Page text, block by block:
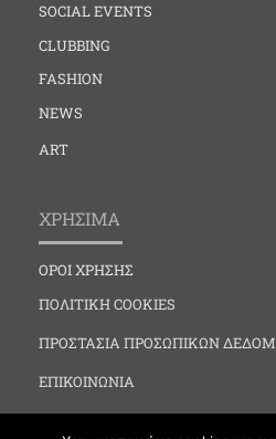
SOCIAL EVENTS
CLUBBING
FASHION
NEWS
ART
ΧΡΗΣΙΜΑ
ΟΡΟΙ ΧΡΗΣΗΣ
ΠΟΛΙΤΙΚΗ COOKIES
ΠΡΟΣΤΑΣΙΑ ΠΡΟΣΩΠΙΚΩΝ
ΕΠΙΚΟΙΝΩΝΙΑ